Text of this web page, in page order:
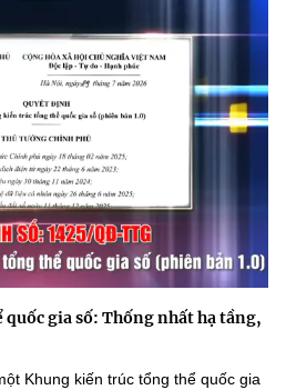
gia số: Thống nhất hạ tầng,
Khung kiến trúc tổng thể quốc gia